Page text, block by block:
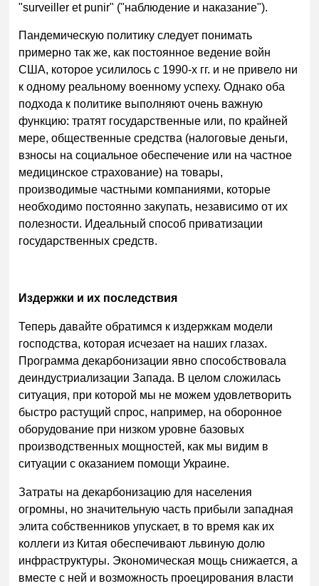
"surveiller et punir" ("наблюдение и наказание").
Пандемическую политику следует понимать
примерно так же, как постоянное ведение войн
США, которое усилилось с 1990-х гг. и не привело ни
к одному реальному военному успеху. Однако оба
подхода к политике выполняют очень важную
функцию: тратят государственные или, по крайней
мере, общественные средства (налоговые деньги,
взносы на социальное обеспечение или на частное
медицинское страхование) на товары,
производимые частными компаниями, которые
необходимо постоянно закупать, независимо от их
полезности. Идеальный способ приватизации
государственных средств.
Издержки и их последствия
Теперь давайте обратимся к издержкам модели
господства, которая исчезает на наших глазах.
Программа декарбонизации явно способствовала
деиндустриализации Запада. В целом сложилась
ситуация, при которой мы не можем удовлетворить
быстро растущий спрос, например, на оборонное
оборудование при низком уровне базовых
производственных мощностей, как мы видим в
ситуации с оказанием помощи Украине.
Затраты на декарбонизацию для населения
огромны, но значительную часть прибыли западная
элита собственников упускает, в то время как их
коллеги из Китая обеспечивают львиную долю
инфраструктуры. Экономическая мощь снижается, а
вместе с ней и возможность проецирования власти